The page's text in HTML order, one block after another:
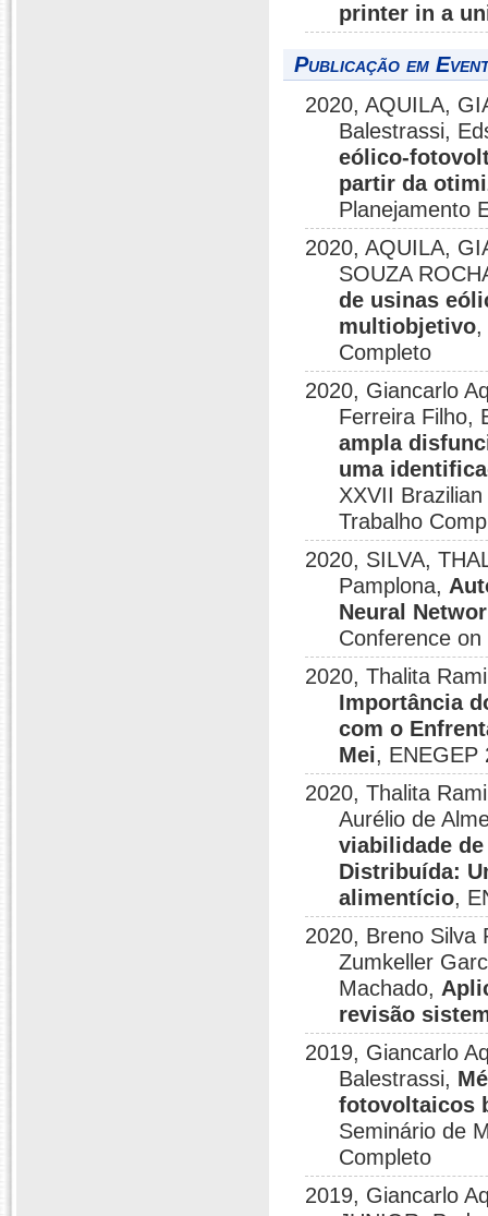
printer in a
Publicação em
2020, AQUILA,
Balestrassi,
eólico-
partir da
Planejamento
2020, AQUILA,
SOUZA
de usinas
multiobjetivo,
Completo
2020, Giancarlo
Ferreira Filho,
ampla
uma
XXVII
Trabalho
2020, SILVA,
Pamplona,
Neural
Conference
2020, Thalita
Importância
com o
Mei, ENEGEP
2020, Thalita
Aurélio de
viabilidade
Distribuída:
alimentício,
2020, Breno Silva
Zumkeller
Machado,
revisão
2019, Giancarlo
Balestrassi,
fotovoltaicos
Seminário de
Completo
2019, Giancarlo